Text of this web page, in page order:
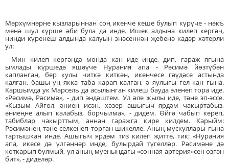
Мәрхүмнәрне кызларыннан соң икенче кеше булып күрүче - нәкъ
менә шул күрше әби була да инде. Ишек алдына килеп кергәч,
нинди күренеш алдында калуын энәсеннән җебенә кадәр хәтерли
ул:
- Мин килеп кергәндә монда кан иде инде, дип, гараж ягына
ымлады күршедә яшәүче Нурания апа - Рәсимә йөзтүбән
капланган, бер кулы читкә киткән, икенчесе гәүдәсе астында
калган, башы уң якка таба карап калган, ә яулыгы гел кан гына.
Каршымда ук Марсель да асылынган килеш бауда эленеп тора иде.
«Рәсимә, Рәсимә», - дип эндәштем. Ул әле җылы иде, тәне эп-эссе.
«Кызым Айгөл, әниең исән, хәзер ашыгыч ярдәм чакыртабыз,
әниеңне алып калабыз, борчылма», - дидем. Өйгә чабып кереп,
табиблар чакырттым, аннан гаражга кире килдем. Карыйм:
Рәсимәнең тәне селкенеп торган шикелле. Аның мускуллары гына
тартышкан инде. Ашыгыч ярдәм тиз килеп җитте, тик: «Нурания
апа, икесе дә үлгәннәр инде, булырдай түгелләр. Рәсимәне дә
коткарып булмый, ул аның муенындагы «сонная артерия»сен өзгән
бит», - диделәр.